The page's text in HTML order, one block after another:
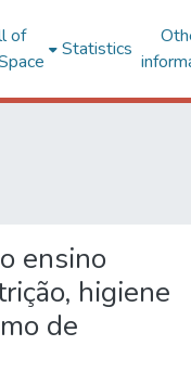
of
Statistics
ensino
higiene
de